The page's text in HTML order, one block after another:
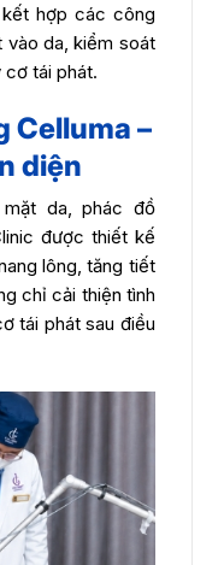
hợp các công
vào da, kiểm soát
cơ tái phát.
Celluma –
diện
da, phác đồ
được thiết kế
lông, tăng tiết
chỉ cải thiện tình
tái phát sau điều